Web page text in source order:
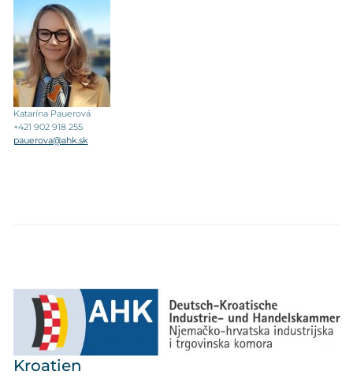
Katarína Pauerová
+421 902 918 255
pauerova@ahk.sk
Kroatien